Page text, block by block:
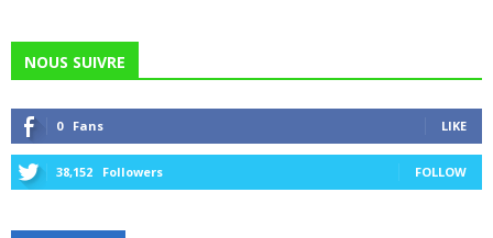
NOUS SUIVRE
0 Fans LIKE
38,152 Followers FOLLOW